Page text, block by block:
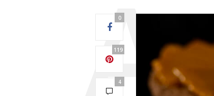
0
119
4